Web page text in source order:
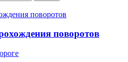
поворотов